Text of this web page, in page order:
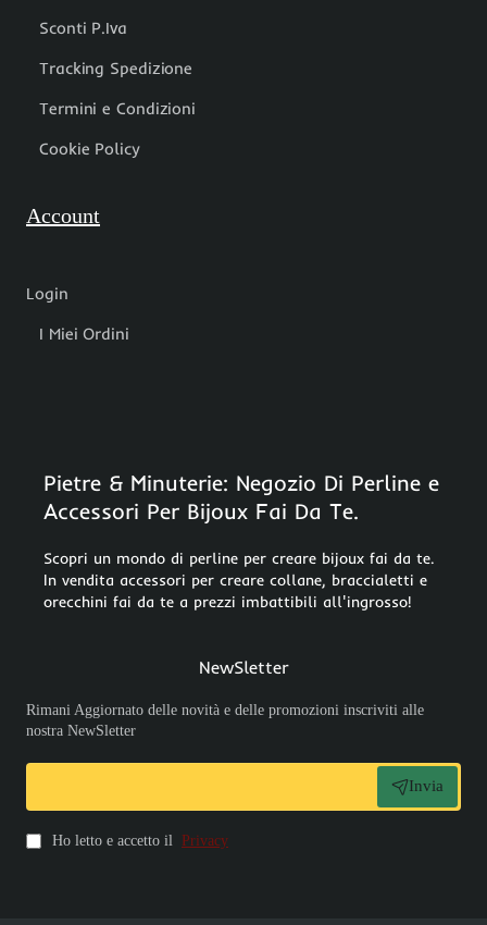
Sconti P.Iva
Tracking Spedizione
Termini e Condizioni
Cookie Policy
Account
Login
I Miei Ordini
Pietre & Minuterie: Negozio Di Perline e
Accessori Per Bijoux Fai Da Te.
Scopri un mondo di perline per creare bijoux fai da te.
In vendita accessori per creare collane, braccialetti e
orecchini fai da te a prezzi imbattibili all'ingrosso!
NewSletter
Rimani Aggiornato delle novità e delle promozioni inscriviti alle
nostra NewSletter
Invia
Ho letto e accetto il Privacy